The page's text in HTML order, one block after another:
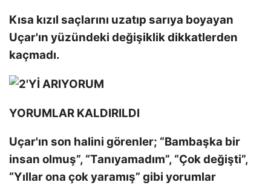
Kısa kızıl saçlarını uzatıp sarıya boyayan
Uçar'ın yüzündeki değişiklik dikkatlerden
kaçmadı.
YORUMLAR KALDIRILDI
Uçar'ın son halini görenler; “Bambaşka bir
insan olmuş”, “Tanıyamadım”, “Çok değişti”,
“Yıllar ona çok yaramış” gibi yorumlar